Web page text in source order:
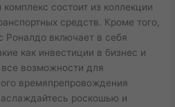
состоит из коллекции
средств. Кроме того,
Роналдо включает в себя
как инвестиции в бизнес и
все возможности для
времяпрепровождения
роскошью и